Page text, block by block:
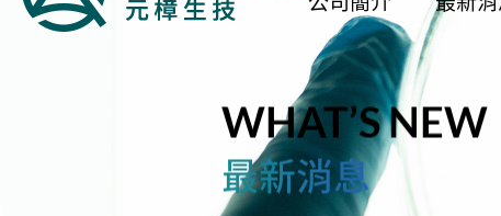
WHAT’S NEW
最新消息